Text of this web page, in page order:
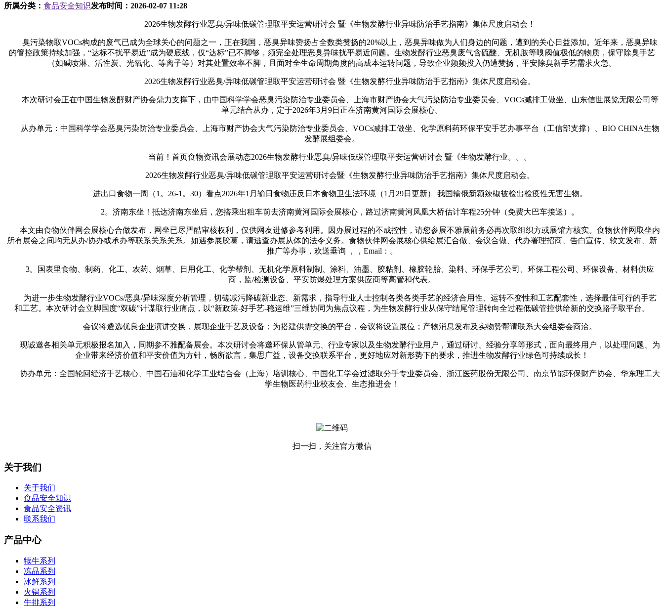
所属分类： 食品安全知识发布时间： 2026-02-07 11:28
2026生物发酵行业恶臭/异味低碳管理取平安运营研讨会 暨《生物发酵行业异味防治手艺指南》集体尺度启动会！
臭污染物取VOCs构成的废气已成为全球关心的问题之一，正在我国，恶臭异味赞扬占全数类赞扬的20%以上，恶臭异味做为人们身边的问题，遭到的关心日益添加。近年来，恶臭异味
的管控政策持续加强，“达标不扰平易近”成为硬底线，仅“达标”已不脚够，须完全处理恶臭异味扰平易近问题。生物发酵行业恶臭废气含硫醚、无机胺等嗅阈值极低的物质，保守除臭手艺
（如碱喷淋、活性炭、光氧化、等离子等）对其处置效率不脚，且面对全生命周期角度的高成本运转问题，导致企业频频投入仍遭赞扬，平安除臭新手艺需求火急。
2026生物发酵行业恶臭/异味低碳管理取平安运营研讨会 暨《生物发酵行业异味防治手艺指南》集体尺度启动会。
本次研讨会正在中国生物发酵财产协会鼎力支撑下，由中国科学学会恶臭污染防治专业委员会、上海市财产协会大气污染防治专业委员会、VOCs减排工做坐、山东信世展览无限公司等
单元结合从办，定于2026年3月9日正在济南黄河国际会展核心。
从办单元：中国科学学会恶臭污染防治专业委员会、上海市财产协会大气污染防治专业委员会、VOCs减排工做坐、化学原料药环保平安手艺办事平台（工信部支撑）、BIO CHINA生物
发酵展组委会。
当前！首页食物资讯会展动态2026生物发酵行业恶臭/异味低碳管理取平安运营研讨会 暨《生物发酵行业。。。
2026生物发酵行业恶臭/异味低碳管理取平安运营研讨会暨《生物发酵行业异味防治手艺指南》集体尺度启动会。
进出口食物一周（1。26-1。30）看点2026年1月输日食物违反日本食物卫生法环境（1月29日更新） 我国输俄新颖辣椒被检出检疫性无害生物。
2。济南东坐！抵达济南东坐后，您搭乘出租车前去济南黄河国际会展核心，路过济南黄河凤凰大桥估计车程25分钟（免费大巴车接送）。
本文由食物伙伴网会展核心合做发布，网坐已尽严酷审核权利，仅供网友进修参考利用。因办展过程的不成控性，请您参展不雅展前务必再次取组织方或展馆方核实。食物伙伴网取坐内
所有展会之间均无从办/协办或承办等联系关系关系。如遇参展胶葛，请逃查办展从体的法令义务。食物伙伴网会展核心供给展汇合做、会议合做、代办署理招商、告白宣传、软文发布、新
推广等办事，欢送垂询 ，，Email：。
3。国表里食物、制药、化工、农药、烟草、日用化工、化学帮剂、无机化学原料制制、涂料、油墨、胶粘剂、橡胶轮胎、染料、环保手艺公司、环保工程公司、环保设备、材料供应
商，监/检测设备、平安防爆处理方案供应商等高管和代表。
为进一步生物发酵行业VOCs/恶臭/异味深度分析管理，切磋减污降碳新业态、新需求，指导行业人士控制各类各类手艺的经济合用性、运转不变性和工艺配套性，选择最佳可行的手艺
和工艺。本次研讨会立脚国度“双碳”计谋取行业痛点，以“新政策-好手艺-稳运维”三维协同为焦点议程，为生物发酵行业从保守结尾管理转向全过程低碳管控供给新的交换路子取平台。
会议将遴选优良企业演讲交换，展现企业手艺及设备；为搭建供需交换的平台，会议将设置展位；产物消息发布及实物赞帮请联系大会组委会商洽。
现诚邀各相关单元积极报名加入，同期参不雅配备展会。本次研讨会将邀环保从管单元、行业专家以及生物发酵行业用户，通过研讨、经验分享等形式，面向最终用户，以处理问题、为
企业带来经济价值和平安价值为方针，畅所欲言，集思广益，设备交换联系平台，更好地应对新形势下的要求，推进生物发酵行业绿色可持续成长！
协办单元：全国轮回经济手艺核心、中国石油和化学工业结合会（上海）培训核心、中国化工学会过滤取分手专业委员会、浙江医药股份无限公司、南京节能环保财产协会、华东理工大
学生物医药行业校友会、生态推进会！
扫一扫，关注官方微信
关于我们
关于我们
食品安全知识
食品安全资讯
联系我们
产品中心
犊牛系列
冻品系列
冰鲜系列
火锅系列
牛排系列